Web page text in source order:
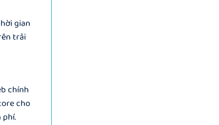
gian
trải
chính
cho